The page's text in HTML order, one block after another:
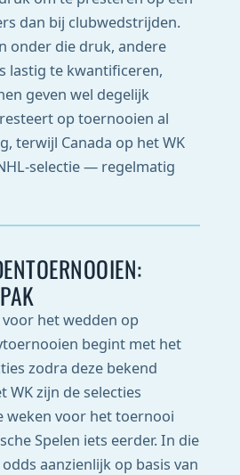
dan bij clubwedstrijden.
onder die druk, andere
lastig te kwantificeren,
geven wel degelijk
op toernooien al
terwijl Canada op het WK
selectie — regelmatig
het wedden op
begint met het
zodra deze bekend
WK zijn de selecties
weken voor het toernooi
Spelen iets eerder. In die
aanzienlijk op basis van